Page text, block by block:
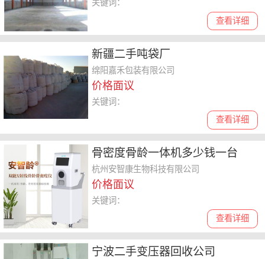
查看详细
关键词：
新疆二手吨袋厂
绵阳嘉禾包装有限公司
价格面议
查看详细
关键词：
骨密度骨龄一体机多少钱一台
杭州安智康生物科技有限公司
价格面议
查看详细
关键词：
宁波二手变压器回收公司